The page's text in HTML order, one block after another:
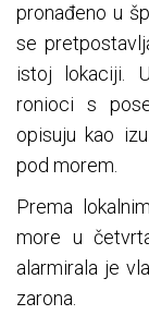
pronađeno u
se
istoj lokaciji.
ronioci s
opisuju kao
pod morem.
Prema
more u
alarmirala je
zarona.